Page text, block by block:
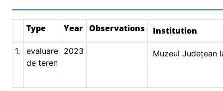
Type Year Observations Institution
1.
evaluare
de teren
2023 Muzeul Județean